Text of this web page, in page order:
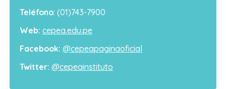
Teléfono: (01)743-7900
Web: cepea.edu.pe
Facebook: @cepeapaginaoficial
Twitter: @cepeainstituto